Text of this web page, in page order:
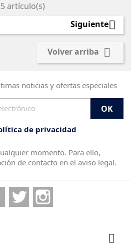
artículo(s)
Siguiente
Volver arriba 
noticias y ofertas especiales
de privacidad
momento. Para ello,
de contacto en el aviso legal.
FacebookTwitter
